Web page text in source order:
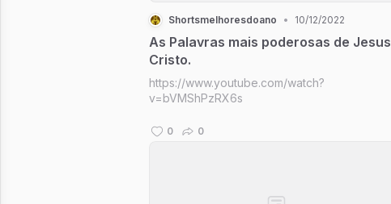
Shortsmelhoresdoano • 10/12/2022
As Palavras mais poderosas de Jesus
Cristo.
https://www.youtube.com/watch?
v=bVMShPzRX6s
0 0